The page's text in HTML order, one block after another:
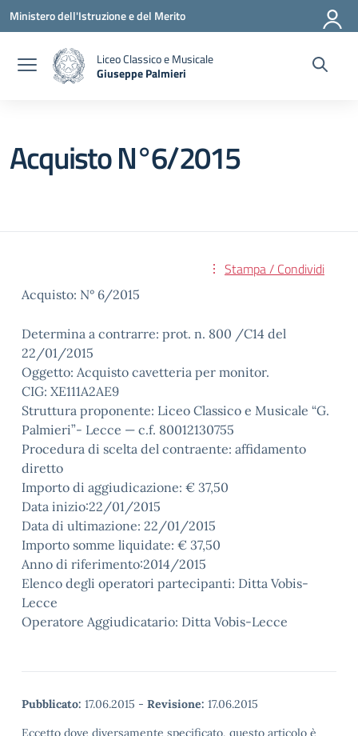
Vai ai contenuti
Vai al menu di navigazione
Vai al footer
Ministero dell'Istruzione e del Merito
Liceo Classico e Musicale
Giuseppe Palmieri
Acquisto N°6/2015
Stampa / Condividi
Acquisto: N° 6/2015
Determina a contrarre: prot. n. 800 /C14 del
22/01/2015
Oggetto: Acquisto cavetteria per monitor.
CIG: XE111A2AE9
Struttura proponente: Liceo Classico e Musicale “G.
Palmieri”- Lecce — c.f. 80012130755
Procedura di scelta del contraente: affidamento
diretto
Importo di aggiudicazione: € 37,50
Data inizio:22/01/2015
Data di ultimazione: 22/01/2015
Importo somme liquidate: € 37,50
Anno di riferimento:2014/2015
Elenco degli operatori partecipanti: Ditta Vobis-
Lecce
Operatore Aggiudicatario: Ditta Vobis-Lecce
Pubblicato: 17.06.2015 - Revisione: 17.06.2015
Eccetto dove diversamente specificato, questo articolo è